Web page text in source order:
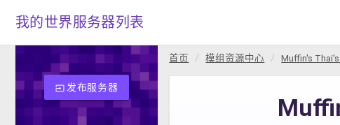
我的世界服务器列表
input发布服务器
首页 模组资源中心 Muffin's